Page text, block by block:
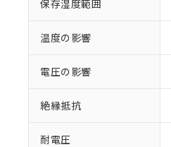
保存湿度範囲
温度の影響
電圧の影響
絶縁抵抗
耐電圧